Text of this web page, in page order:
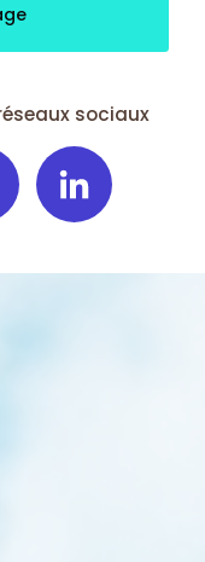
sociaux
Email